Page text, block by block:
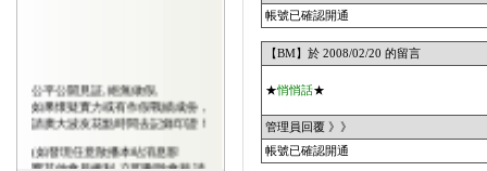
公平公開見証,絕無做假,
如果懷疑實力或有作假戰績成份，
請廣大波友花點時間去記錄印證！
(如發現任意散播本站消息影
響其他會員權利,立即刪除會藉,請
帳號已確認開通
【BM】於 2008/02/20 的留言
★悄悄話★
管理員回覆 》》
帳號已確認開通